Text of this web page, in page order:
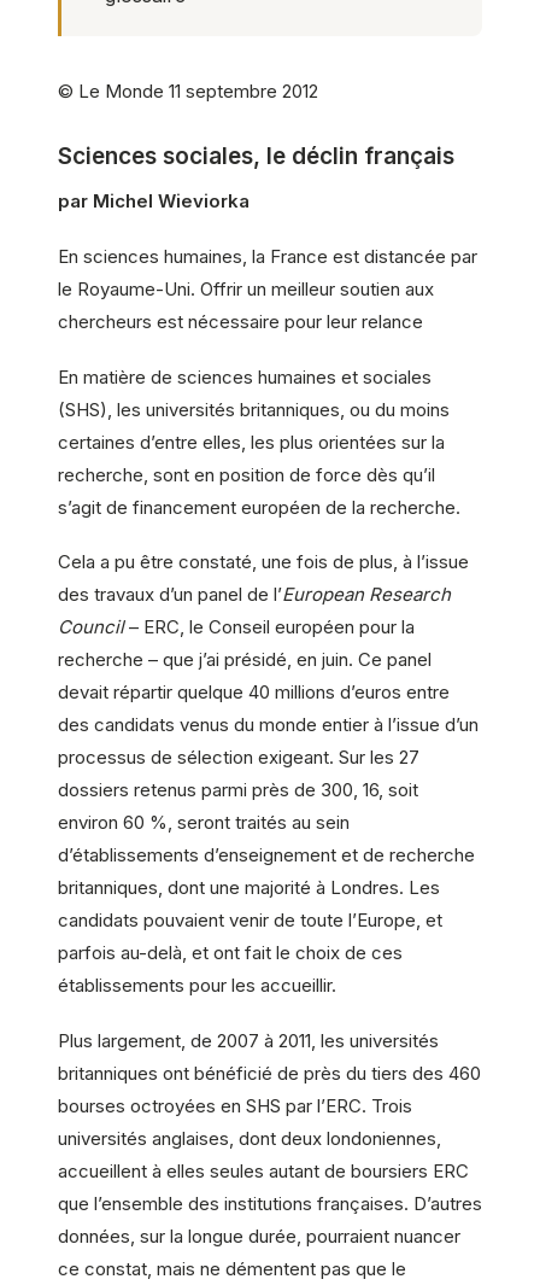
© Le Monde 11 septembre 2012
Sciences sociales, le déclin français
par Michel Wieviorka
En sciences humaines, la France est distancée par
le Royaume-Uni. Offrir un meilleur soutien aux
chercheurs est nécessaire pour leur relance
En matière de sciences humaines et sociales
(SHS), les universités britanniques, ou du moins
certaines d’entre elles, les plus orientées sur la
recherche, sont en position de force dès qu’il
s’agit de financement européen de la recherche.
Cela a pu être constaté, une fois de plus, à l’issue
des travaux d’un panel de l’European Research
Council– ERC, le Conseil européen pour la
recherche – que j’ai présidé, en juin. Ce panel
devait répartir quelque 40 millions d’euros entre
des candidats venus du monde entier à l’issue d’un
processus de sélection exigeant. Sur les 27
dossiers retenus parmi près de 300, 16, soit
environ 60 %, seront traités au sein
d’établissements d’enseignement et de recherche
britanniques, dont une majorité à Londres. Les
candidats pouvaient venir de toute l’Europe, et
parfois au-delà, et ont fait le choix de ces
établissements pour les accueillir.
Plus largement, de 2007 à 2011, les universités
britanniques ont bénéficié de près du tiers des 460
bourses octroyées en SHS par l’ERC. Trois
universités anglaises, dont deux londoniennes,
accueillent à elles seules autant de boursiers ERC
que l’ensemble des institutions françaises. D’autres
données, sur la longue durée, pourraient nuancer
ce constat, mais ne démentent pas que le